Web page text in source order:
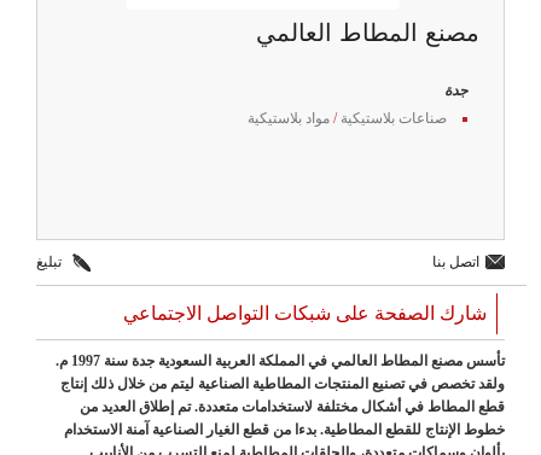
مصنع المطاط العالمي
جدة
صناعات بلاستيكية / مواد بلاستيكية
اتصل بنا تبليغ
شارك الصفحة على شبكات التواصل الاجتماعي
تأسس مصنع المطاط العالمي في المملكة العربية السعودية جدة سنة 1997 م.
ولقد تخصص في تصنيع المنتجات المطاطية الصناعية ليتم من خلال ذلك إنتاج
قطع المطاط في أشكال مختلفة لاستخدامات متعددة. تم إطلاق العديد من
خطوط الإنتاج للقطع المطاطية. بدءا من قطع الغيار الصناعية آمنة الاستخدام